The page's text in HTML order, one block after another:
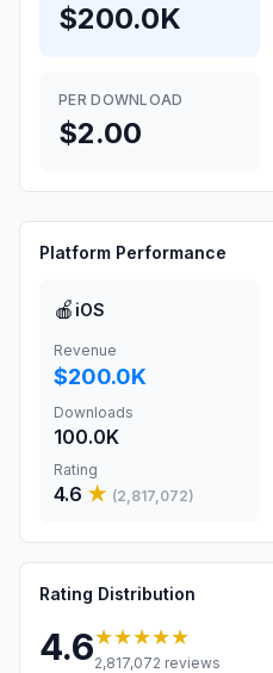
$200.0K
PER DOWNLOAD
$2.00
Platform Performance
🍎 iOS
Revenue
$200.0K
Downloads
100.0K
Rating
4.6 ★ (2,817,072)
Rating Distribution
4.6★★★★★
2,817,072 reviews